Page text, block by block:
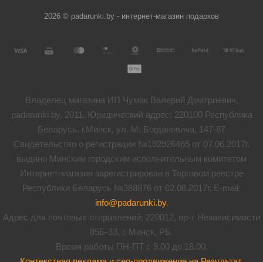
2026 © padarunki.by - интернет-магазин подарков
Владелец магазина ИП Чумак Валерий Дмитриевич,
padarunki.by, 2011. Юридический адрес: 220100 Республика
Беларусь, г.Минск, ул. М. Богдановича, 147-87
Свидетельство о регистрации №192926465 от 07.06.2017г.
выдано Минским городским исполнительным комитетом
Интернет-магазин зарегистрирован в Торговом реестре
Республики Беларусь №388876 от 02.08.2017г. E-mail:
info@padarunki.by.
Адрес для почтовых отправлений: 220012, пр-т Независимости
85Б-33, г. Минск, РБ.
Время работы ПН-ПТ с 9.00 до 18.00.